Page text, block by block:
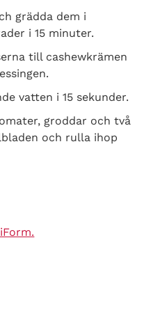
grädda dem i
i 15 minuter.
till cashewkrämen
vatten i 15 sekunder.
groddar och två
och rulla ihop
iForm.